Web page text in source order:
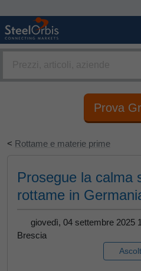
Prova
< Rottame e materie prime
Prosegue la calma
rottame in
giovedì, 04 settembre
Brescia